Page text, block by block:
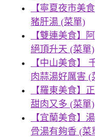
【寧夏夜市美
豬肝湯 (菜單)
【雙連美食】
絕頂升天 (菜單)
【中山美食】
肉蒜湯好厲害 (
【羅東美食】
甜肉又多 (菜單)
【宜蘭美食】
骨湯有夠香 (菜